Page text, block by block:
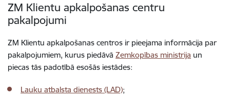
ZM Klientu apkalpošanas centru
pakalpojumi
ZM Klientu apkalpošanas centros ir pieejama informācija par
pakalpojumiem, kurus piedāvā Zemkopības ministrija un
piecas tās padotībā esošās iestādes:
Lauku atbalsta dienests (LAD);